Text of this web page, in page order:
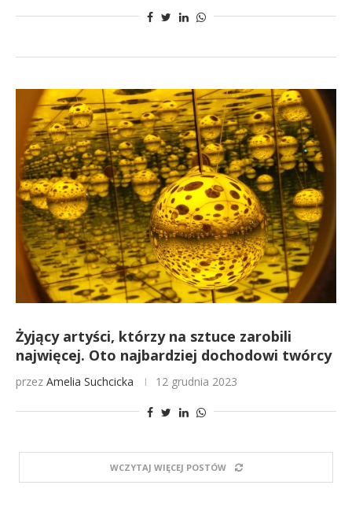
Żyjący artyści, którzy na sztuce zarobili
najwięcej. Oto najbardziej dochodowi twórcy
przez Amelia Suchcicka 12 grudnia 2023
WCZYTAJ WIĘCEJ POSTÓW